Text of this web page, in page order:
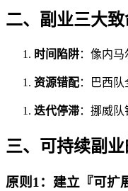
二、副业三大
时间陷阱：像内
资源错配：巴西
迭代停滞：挪威
三、可持续副
原则1：建立『可扩